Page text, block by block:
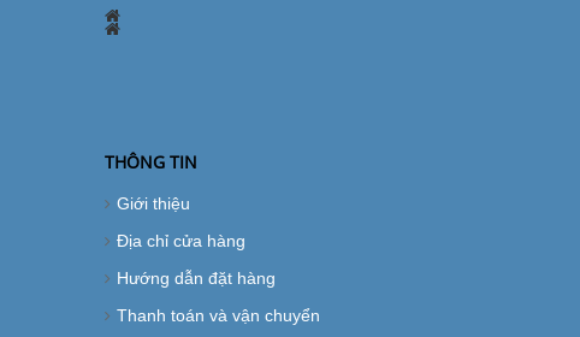
THÔNG TIN
Giới thiệu
Địa chỉ cửa hàng
Hướng dẫn đặt hàng
Thanh toán và vận chuyển